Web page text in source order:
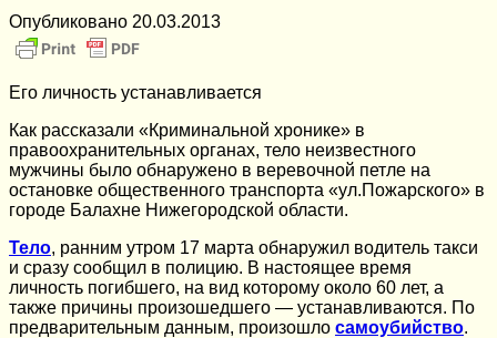
Опубликовано 20.03.2013
Его личность устанавливается
Как рассказали «Криминальной хронике» в
правоохранительных органах, тело неизвестного
мужчины было обнаружено в веревочной петле на
остановке общественного транспорта «ул.Пожарского» в
городе Балахне Нижегородской области.
Тело, ранним утром 17 марта обнаружил водитель такси
и сразу сообщил в полицию. В настоящее время
личность погибшего, на вид которому около 60 лет, а
также причины произошедшего — устанавливаются. По
предварительным данным, произошло самоубийство.